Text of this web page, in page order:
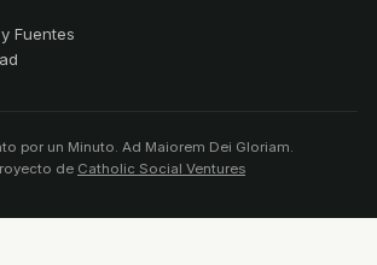
Fuentes
por un Minuto. Ad Maiorem Dei Gloriam.
de Catholic Social Ventures